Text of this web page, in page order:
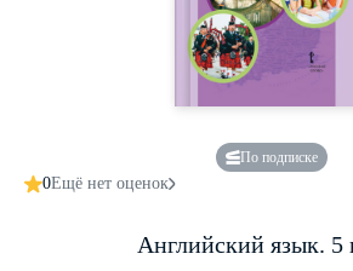
По подписке
0Ещё нет оценок
Английский язык. 5